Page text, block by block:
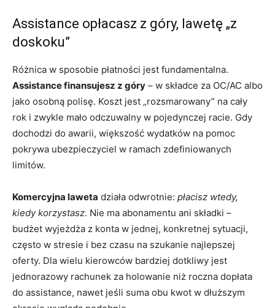
Assistance opłacasz z góry, lawetę „z
doskoku”
Różnica w sposobie płatności jest fundamentalna.
Assistance finansujesz z góry – w składce za OC/AC albo
jako osobną polisę. Koszt jest „rozsmarowany” na cały
rok i zwykle mało odczuwalny w pojedynczej racie. Gdy
dochodzi do awarii, większość wydatków na pomoc
pokrywa ubezpieczyciel w ramach zdefiniowanych
limitów.
Komercyjna laweta działa odwrotnie: płacisz wtedy,
kiedy korzystasz. Nie ma abonamentu ani składki –
budżet wyjeżdża z konta w jednej, konkretnej sytuacji,
często w stresie i bez czasu na szukanie najlepszej
oferty. Dla wielu kierowców bardziej dotkliwy jest
jednorazowy rachunek za holowanie niż roczna dopłata
do assistance, nawet jeśli suma obu kwot w dłuższym